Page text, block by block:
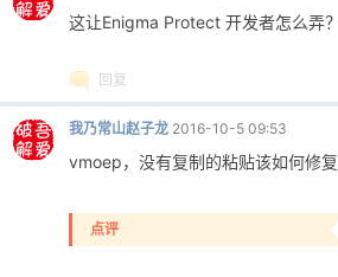
这让Enigma Protect 开发者怎么弄？
回复
我乃常山赵子龙 2016-10-5 09:53
vmoep，没有复制的粘贴该如何修复
点评